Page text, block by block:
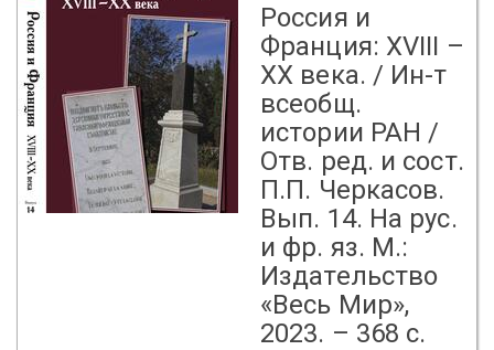
Россия и
Франция: XVIII –
XX века. / Ин-т
всеобщ.
истории РАН /
Отв. ред. и сост.
П.П. Черкасов.
Вып. 14. На рус.
и фр. яз. М.:
Издательство
«Весь Мир»,
2023. – 368 c.